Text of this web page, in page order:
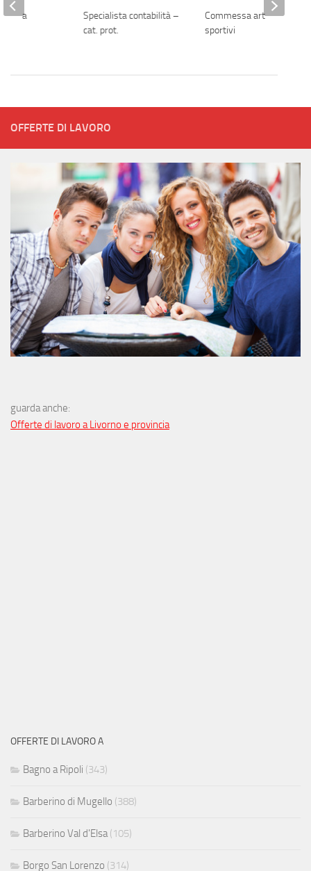
Specialista contabilità –
cat. prot.
Commessa articoli
sportivi
OFFERTE DI LAVORO
guarda anche:
Offerte di lavoro a Livorno e provincia
OFFERTE DI LAVORO A
Bagno a Ripoli (343)
Barberino di Mugello (388)
Barberino Val d'Elsa(105)
Borgo San Lorenzo (314)